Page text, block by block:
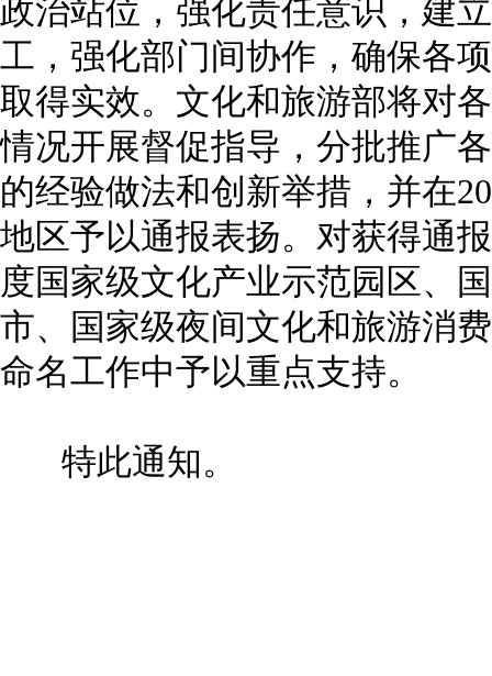
政治站位，强化责任意识，建
工，强化部门间协作，确保各
取得实效。文化和旅游部将对
情况开展督促指导，分批推广
的经验做法和创新举措，并在
地区予以通报表扬。对获得通
度国家级文化产业示范园区、
市、国家级夜间文化和旅游消
命名工作中予以重点支持。
特此通知。